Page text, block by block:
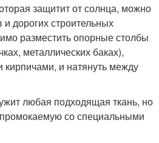
защитит от солнца, можно
дорогих строительных
разместить опорные столбы
металлических баках),
кирпичами, и натянуть между
любая подходящая ткань, но
со специальными